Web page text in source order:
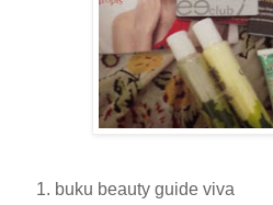
buku beauty guide viva